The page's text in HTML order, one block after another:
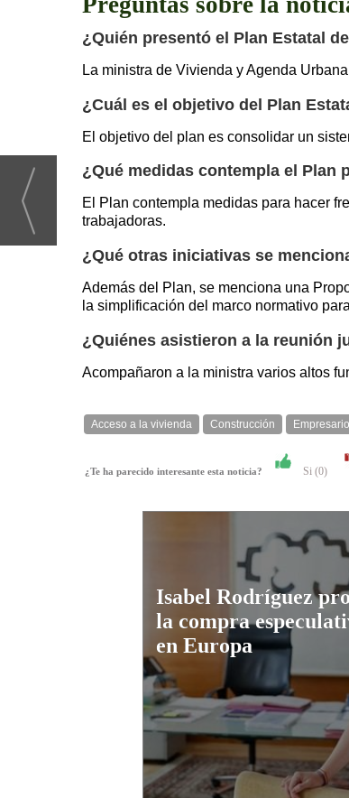
¿Quién presentó el Plan Estatal
La ministra de Vivienda y Agenda
¿Cuál es el objetivo del Plan
El objetivo del plan es consolidar un
¿Qué medidas contempla el Plan
El Plan contempla medidas para hacer
trabajadoras.
¿Qué otras iniciativas se
Además del Plan, se menciona una
la simplificación del marco normativo
¿Quiénes asistieron a la reunión
Acompañaron a la ministra varios altos
Acceso a la vivienda Construcción
¿Te ha parecido interesante esta noticia? Si (0)
Isabel Rodríguez
la compra
en Europa